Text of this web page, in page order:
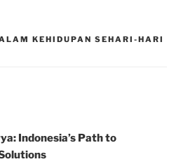
KEHIDUPAN SEHARI-HARI
Indonesia’s Path to